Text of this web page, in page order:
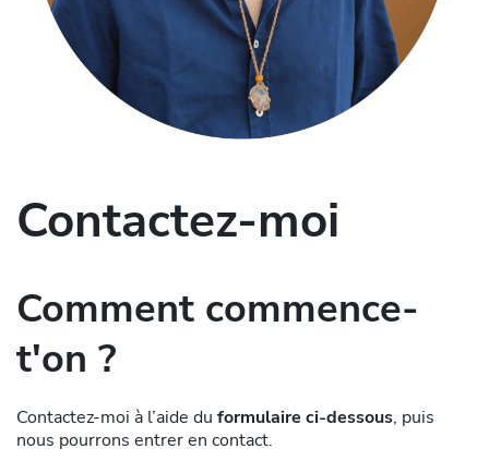
Contactez-moi
Comment commence-
t'on ?
Contactez-moi à l’aide du formulaire ci-dessous, puis
nous pourrons entrer en contact.